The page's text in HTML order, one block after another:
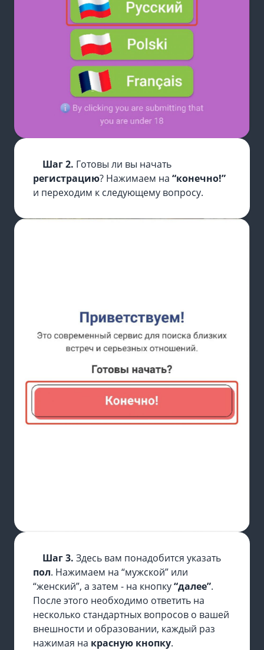
Шаг 2. Готовы ли вы начать
регистрацию? Нажимаем на “конечно!”
и переходим к следующему вопросу.
Шаг 3. Здесь вам понадобится указать
пол. Нажимаем на “мужской” или
“женский”, а затем - на кнопку“далее”.
После этого необходимо ответить на
несколько стандартных вопросов о вашей
внешности и образовании, каждый раз
нажимая на красную кнопку.